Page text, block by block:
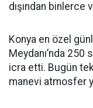
dışından
Konya en özel
Meydanı’nda 250
icra etti. Bugün
manevi atmosfer